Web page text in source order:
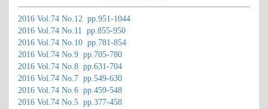
2016 Vol.74 No.12 pp.951-1044
2016 Vol.74 No.11 pp.855-950
2016 Vol.74 No.10 pp.781-854
2016 Vol.74 No.9 pp.705-780
2016 Vol.74 No.8 pp.631-704
2016 Vol.74 No.7 pp.549-630
2016 Vol.74 No.6 pp.459-548
2016 Vol.74 No.5 pp.377-458